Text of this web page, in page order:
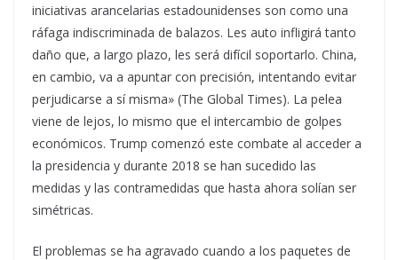
iniciativas arancelarias estadounidenses son como una
ráfaga indiscriminada de balazos. Les auto infligirá tanto
daño que, a largo plazo, les será difícil soportarlo. China,
en cambio, va a apuntar con precisión, intentando evitar
perjudicarse a sí misma» (The Global Times). La pelea
viene de lejos, lo mismo que el intercambio de golpes
económicos. Trump comenzó este combate al acceder a
la presidencia y durante 2018 se han sucedido las
medidas y las contramedidas que hasta ahora solían ser
simétricas.
El problemas se ha agravado cuando a los paquetes de